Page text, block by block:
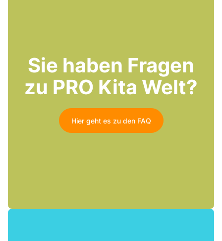
Sie haben Fragen
zu PRO Kita Welt?
Hier geht es zu den FAQ